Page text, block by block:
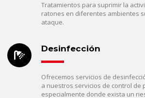
Tratamientos para suprimir la
ratones en diferentes ambientes
ataque.
Desinfección
Ofrecemos servicios de
a nuestros servicios de control de
especialmente donde exista un